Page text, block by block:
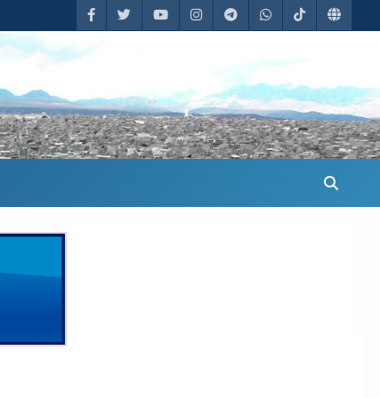
a su empresa el